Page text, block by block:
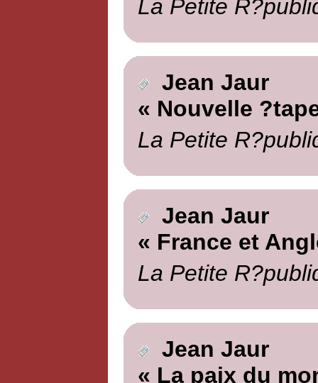
La Petite
Jean Jaur
« Nouvelle
La Petite
Jean Jaur
« France et
La Petite
Jean Jaur
« La paix du